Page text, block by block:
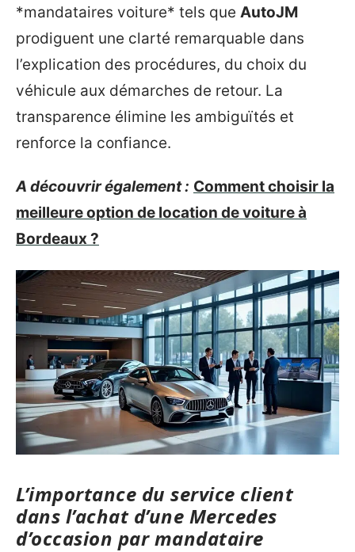
*mandataires voiture* tels que AutoJM
prodiguent une clarté remarquable dans
l’explication des procédures, du choix du
véhicule aux démarches de retour. La
transparence élimine les ambiguïtés et
renforce la confiance.
A découvrir également : Comment choisir la
meilleure option de location de voiture à
Bordeaux ?
L’importance du service client
dans l’achat d’une Mercedes
d’occasion par mandataire